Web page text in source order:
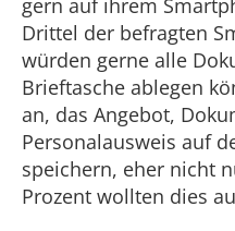
gern auf ihrem
Drittel der befragten
würden gerne alle
Brieftasche ablegen
an, das Angebot,
Personalausweis auf
speichern, eher nicht
Prozent wollten dies